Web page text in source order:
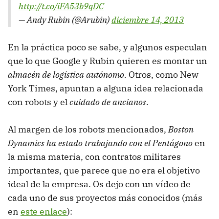
http://t.co/iFA53b9qDC
— Andy Rubin (@Arubin)diciembre 14, 2013
En la práctica poco se sabe, y algunos especulan
que lo que Google y Rubin quieren es montar un
almacén de logística autónomo. Otros, como New
York Times, apuntan a alguna idea relacionada
con robots y elcuidado de ancianos.
Al margen de los robots mencionados,Boston
Dynamics ha estado trabajando con el Pentágonoen
la misma materia, con contratos militares
importantes, que parece que no era el objetivo
ideal de la empresa. Os dejo con un vídeo de
cada uno de sus proyectos más conocidos (más
en este enlace):